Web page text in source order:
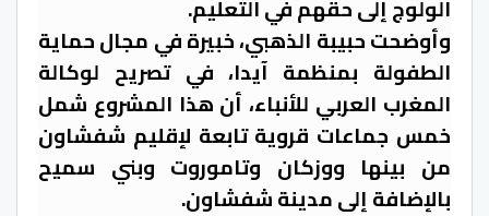
الولوج إلى حقهم في التعليم.
وأوضحت حبيبة الذهبي، خبيرة في مجال حماية
الطفولة بمنظمة آيدا، في تصريح لوكالة
المغرب العربي للأنباء، أن هذا المشروع شمل
خمس جماعات قروية تابعة لإقليم شفشاون
من بينها ووزكان وتاموروت وبني سميح
بالإضافة إلى مدينة شفشاون.